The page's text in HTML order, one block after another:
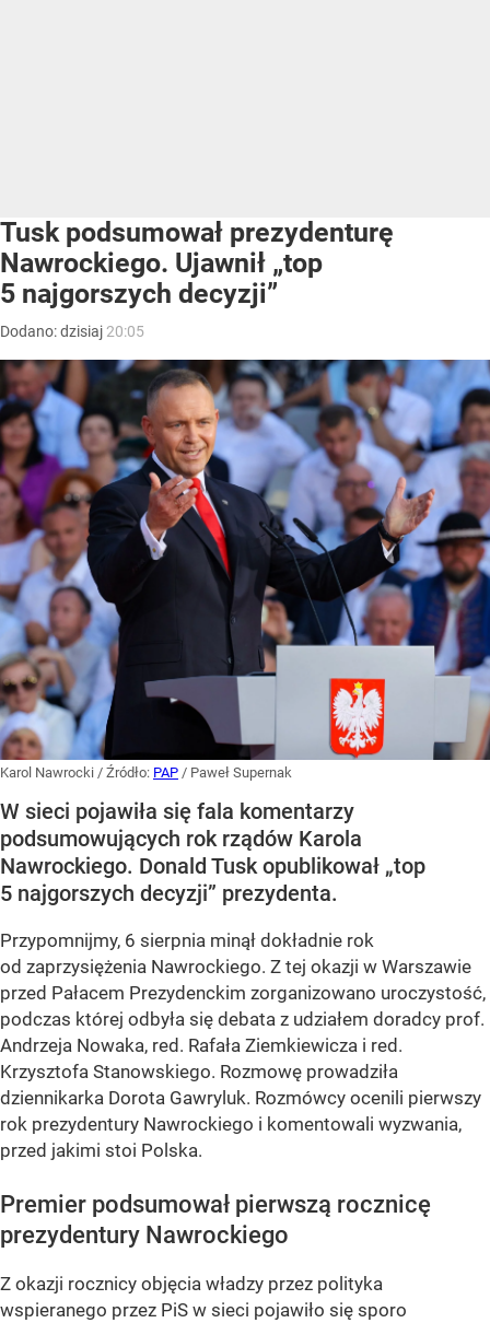
Tusk podsumował prezydenturę
Nawrockiego. Ujawnił „top
5 najgorszych decyzji”
Dodano:dzisiaj 20:05
Karol Nawrocki / Źródło: PAP / Paweł Supernak
W sieci pojawiła się fala komentarzy
podsumowujących rok rządów Karola
Nawrockiego. Donald Tusk opublikował „top
5 najgorszych decyzji” prezydenta.
Przypomnijmy, 6 sierpnia minął dokładnie rok
od zaprzysiężenia Nawrockiego. Z tej okazji w Warszawie
przed Pałacem Prezydenckim zorganizowano uroczystość,
podczas której odbyła się debata z udziałem doradcy prof.
Andrzeja Nowaka, red. Rafała Ziemkiewicza i red.
Krzysztofa Stanowskiego. Rozmowę prowadziła
dziennikarka Dorota Gawryluk. Rozmówcy ocenili pierwszy
rok prezydentury Nawrockiego i komentowali wyzwania,
przed jakimi stoi Polska.
Premier podsumował pierwszą rocznicę
prezydentury Nawrockiego
Z okazji rocznicy objęcia władzy przez polityka
wspieranego przez PiS w sieci pojawiło się sporo